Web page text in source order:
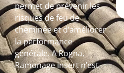
permet de prévenir les
risques de feu de
cheminée et d’améliorer
la performance
générale. A Rogna,
Ramonage insert n’est